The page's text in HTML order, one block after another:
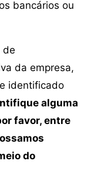
bancários ou
de
da empresa,
identificado
alguma
favor, entre
do